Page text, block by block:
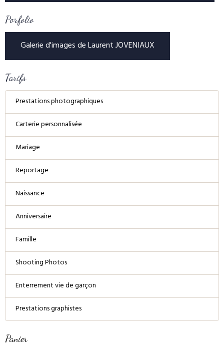
Porfolio
Galerie d'images de Laurent JOVENIAUX
Tarifs
Prestations photographiques
Carterie personnalisée
Mariage
Reportage
Naissance
Anniversaire
Famille
Shooting Photos
Enterrement vie de garçon
Prestations graphistes
Panier